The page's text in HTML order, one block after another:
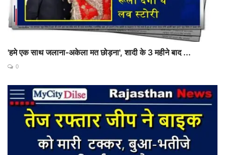
'हमे एक साथ जलाना-अकेला मत छोड़ना', शादी के 3 महीने बाद ...
0